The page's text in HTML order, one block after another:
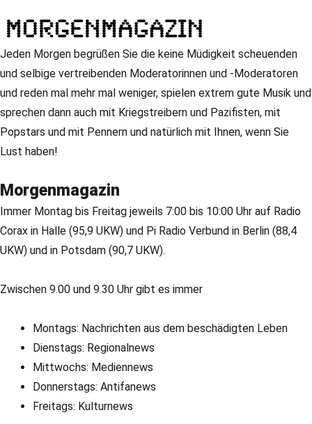
Jeden Morgen begrüßen Sie die keine Müdigkeit scheuenden
und selbige vertreibenden Moderatorinnen und -Moderatoren
und reden mal mehr mal weniger, spielen extrem gute Musik und
sprechen dann auch mit Kriegstreibern und Pazifisten, mit
Popstars und mit Pennern und natürlich mit Ihnen, wenn Sie
Lust haben!
Morgenmagazin
Immer Montag bis Freitag jeweils 7:00 bis 10:00 Uhr auf Radio
Corax in Halle (95,9 UKW) und Pi Radio Verbund in Berlin (88,4
UKW) und in Potsdam (90,7 UKW).
Zwischen 9.00 und 9.30 Uhr gibt es immer
Montags: Nachrichten aus dem beschädigten Leben
Dienstags: Regionalnews
Mittwochs: Mediennews
Donnerstags: Antifanews
Freitags: Kulturnews